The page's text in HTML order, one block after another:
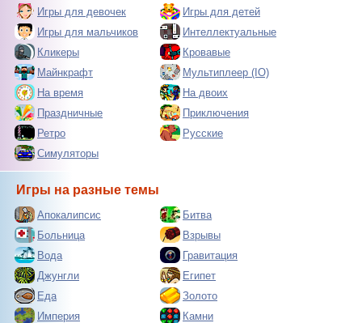
Игры для девочек
Игры для детей
Игры для мальчиков
Интеллектуальные
Кликеры
Кровавые
Майнкрафт
Мультиплеер (IO)
На время
На двоих
Праздничные
Приключения
Ретро
Русские
Симуляторы
Игры на разные темы
Апокалипсис
Битва
Больница
Взрывы
Вода
Гравитация
Джунгли
Египет
Еда
Золото
Империя
Камни